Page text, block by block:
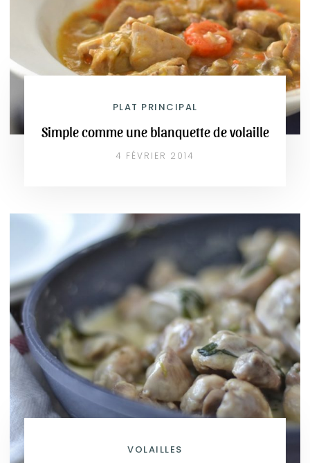
PLAT PRINCIPAL
Simple comme une blanquette de volaille
4 FÉVRIER 2014
VOLAILLES